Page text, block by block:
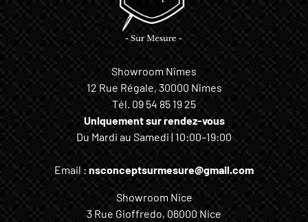
Showroom Nîmes
12 Rue Régale, 30000 Nîmes
Tél. 09 54 85 19 25
Uniquement sur rendez-vous
Du Mardi au Samedi | 10:00–19:00
Email : nsconceptsurmesure@gmail.com
Showroom Nice
3 Rue Gioffredo, 06000 Nice